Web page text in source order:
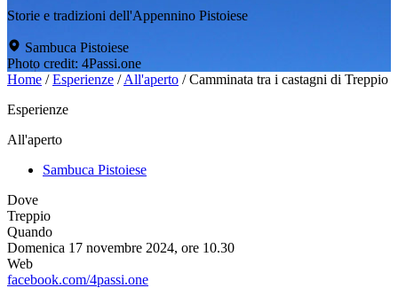
Storie e tradizioni dell'Appennino Pistoiese
Sambuca Pistoiese
Photo credit: 4Passi.one
Home /Esperienze /All'aperto /Camminata tra i castagni di Treppio
Esperienze
All'aperto
Sambuca Pistoiese
Dove
Treppio
Quando
Domenica 17 novembre 2024, ore 10.30
Web
facebook.com/4passi.one